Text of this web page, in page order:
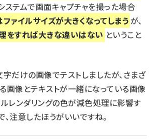
ステムで画面キャプチャを撮った場合
ァイルサイズが大きくなってしまうが、
をすれば大きな違いはない ということ
字だけの画像でテストしましたが、さまざ
画像とテキストが一緒になっている画像
ルレンダリングの色が減色処理に影響す
注意したほうがいいですね。